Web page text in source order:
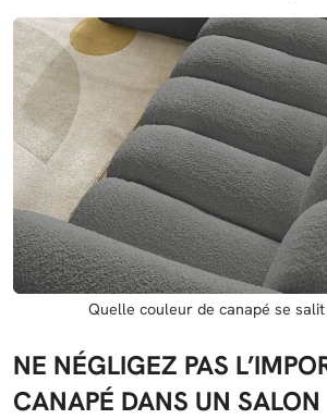
Quelle couleur de canapé se
NE NÉGLIGEZ PAS
CANAPÉ DANS UN SALON